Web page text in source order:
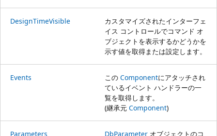
DesignTimeVisible
カスタマイズされたインターフェ
イス コントロールでコマンド オ
ブジェクトを表示するかどうかを
示す値を取得または設定します。
Events この Componentにアタッチされ
ているイベント ハンドラーの一
覧を取得します。
(継承元 Component)
Parameters DbParameter オブジェクトのコ